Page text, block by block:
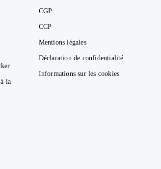
la
CGP
CCP
Mentions légales
Déclaration de confidentialité
Informations sur les cookies